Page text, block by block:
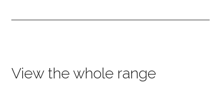
View the whole range